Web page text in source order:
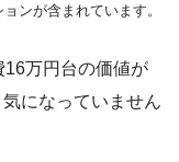
ンが含まれています。
16万円台の価値が
になっていません